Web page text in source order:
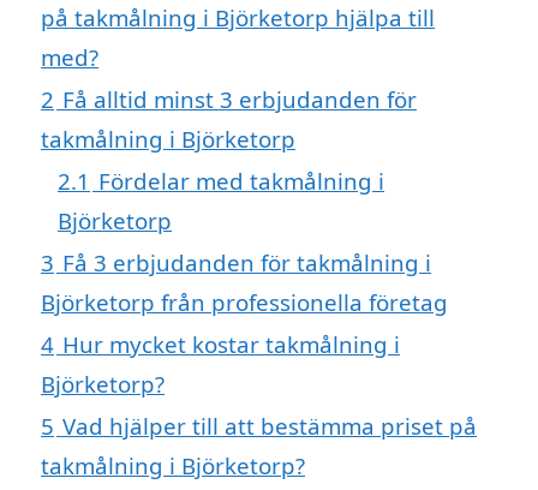
på takmålning i Björketorp hjälpa till
med?
2 Få alltid minst 3 erbjudanden för
takmålning i Björketorp
2.1 Fördelar med takmålning i
Björketorp
3 Få 3 erbjudanden för takmålning i
Björketorp från professionella företag
4 Hur mycket kostar takmålning i
Björketorp?
5 Vad hjälper till att bestämma priset på
takmålning i Björketorp?